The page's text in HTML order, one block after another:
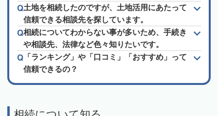
土地を相続したのですが、土地活用にあたって
信頼できる相談先を探しています。
相続についてわからない事が多いため、手続き
や相談先、法律など色々知りたいです。
「ランキング」や「口コミ」「おすすめ」って
信頼できるの？